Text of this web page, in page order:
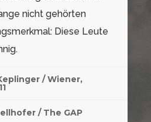
nicht gehörten
Diese Leute
/ Wiener,
/ The GAP